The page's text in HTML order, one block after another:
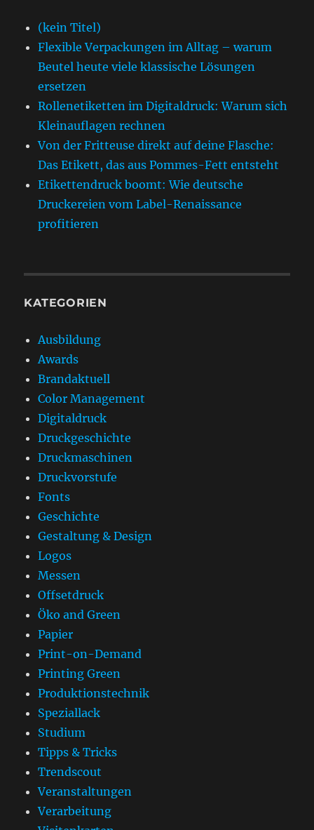
(kein Titel)
Flexible Verpackungen im Alltag – warum
Beutel heute viele klassische Lösungen
ersetzen
Rollenetiketten im Digitaldruck: Warum sich
Kleinauflagen rechnen
Von der Fritteuse direkt auf deine Flasche:
Das Etikett, das aus Pommes-Fett entsteht
Etikettendruck boomt: Wie deutsche
Druckereien vom Label-Renaissance
profitieren
KATEGORIEN
Ausbildung
Awards
Brandaktuell
Color Management
Digitaldruck
Druckgeschichte
Druckmaschinen
Druckvorstufe
Fonts
Geschichte
Gestaltung & Design
Logos
Messen
Offsetdruck
Öko and Green
Papier
Print-on-Demand
Printing Green
Produktionstechnik
Speziallack
Studium
Tipps & Tricks
Trendscout
Veranstaltungen
Verarbeitung